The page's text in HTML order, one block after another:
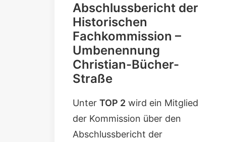
Abschlussbericht der
Historischen
Fachkommission –
Umbenennung
Christian-Bücher-
Straße
Unter TOP 2 wird ein Mitglied
der Kommission über den
Abschlussbericht der